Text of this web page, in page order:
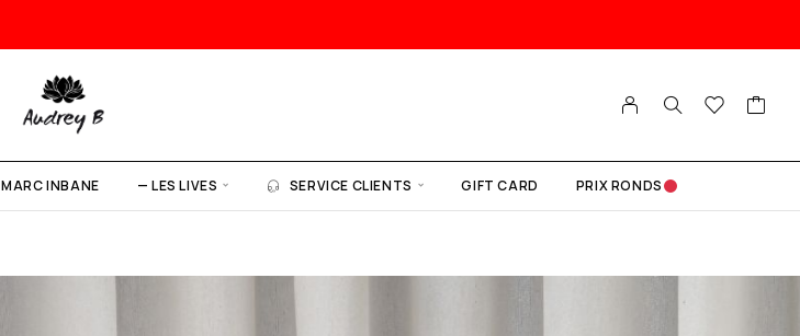
MARC INBANE — LES LIVES SERVICE CLIENTS GIFT CARD PRIX RONDS